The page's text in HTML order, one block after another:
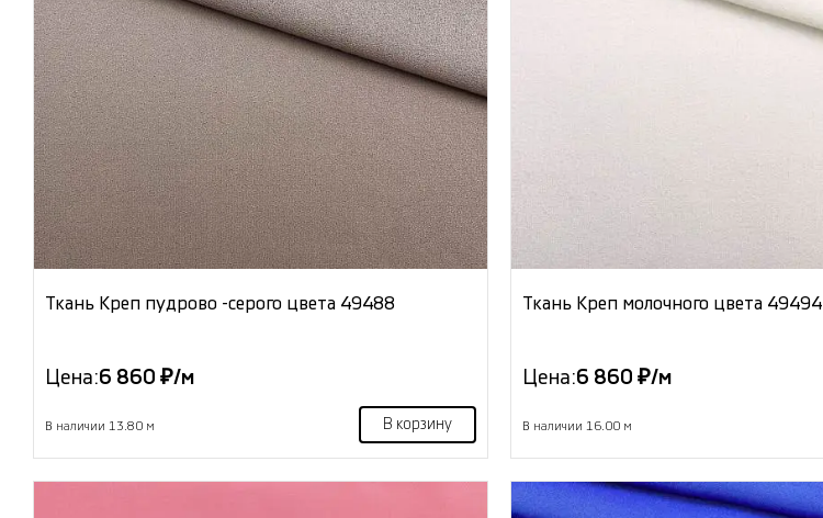
Ткань Креп пудрово -серого цвета 49488
Цена:6 860 ₽/м
В наличии 13.80 м В корзину
Ткань Креп молочного цвета 49494
Цена:6 860 ₽/м
В наличии 16.00 м